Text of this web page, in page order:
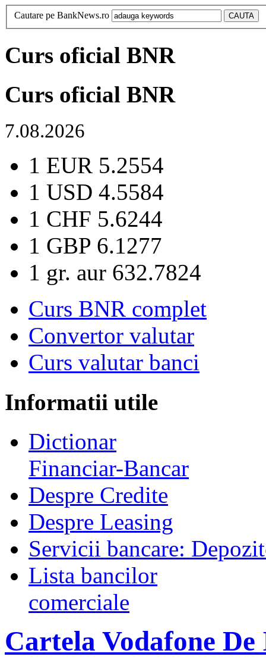
Cautare pe BankNews.ro
Curs oficial BNR
Curs oficial BNR
7.08.2026
1 EUR 5.2554
1 USD 4.5584
1 CHF 5.6244
1 GBP 6.1277
1 gr. aur 632.7824
Curs BNR complet
Convertor valutar
Curs valutar banci
Informatii utile
Dictionar
Financiar-Bancar
Despre Credite
Despre Leasing
Servicii bancare:
Lista bancilor
comerciale
Cartela Vodafone